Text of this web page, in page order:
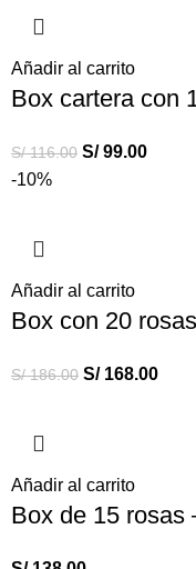
Añadir al carrito
Box cartera con
S/116.00 S/99.00
-10%
Añadir al carrito
Box con 20
S/186.00 S/168.00
Añadir al carrito
Box de 15 rosas